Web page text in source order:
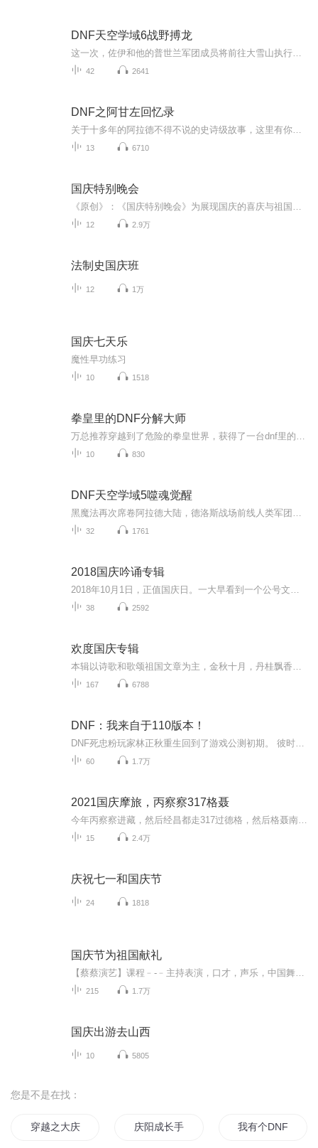
DNF天空学域6战野搏龙
42 2641
DNF之阿甘左回忆录
13 6710
国庆特别晚会
12 2.9万
法制史国庆班
12 1万
国庆七天乐
魔性早功练习
10 1518
拳皇里的DNF分解大师
10 830
DNF天空学域5噬魂觉醒
32 1761
2018国庆吟诵专辑
38 2592
欢度国庆专辑
167 6788
DNF：我来自于110版本！
60 1.7万
2021国庆摩旅，丙察察317格聂
15 2.4万
庆祝七一和国庆节
24 1818
国庆节为祖国献礼
215 1.7万
国庆出游去山西
10 5805
您是不是在找：
穿越之大庆帝国 庆阳成长手札 我有个DNF系统